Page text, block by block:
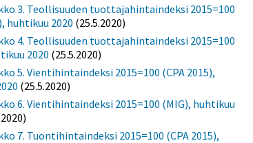
3. Teollisuuden tuottajahintaindeksi 2015=100
huhtikuu 2020 (25.5.2020)
4. Teollisuuden tuottajahintaindeksi 2015=100
2020 (25.5.2020)
5. Vientihintaindeksi 2015=100 (CPA 2015),
(25.5.2020)
6. Vientihintaindeksi 2015=100 (MIG), huhtikuu
7. Tuontihintaindeksi 2015=100 (CPA 2015),